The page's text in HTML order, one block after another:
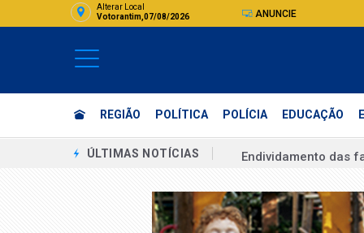
Alterar Local
Votorantim,07/08/2026
ANUNCIE
REGIÃO POLÍTICA POLÍCIA EDUCAÇÃO
ÚLTIMAS NOTÍCIAS
Endividamento das
Lula diz que falará